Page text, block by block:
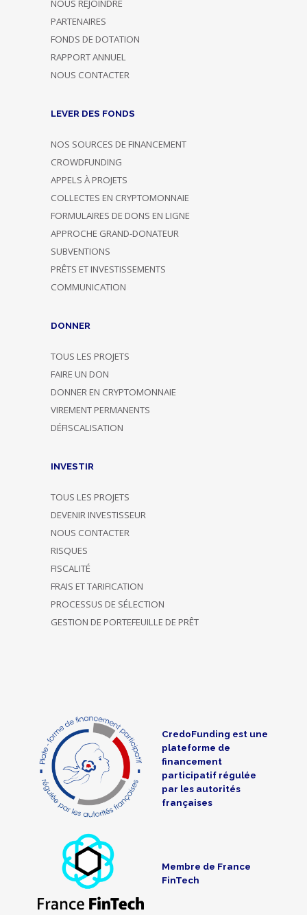
NOUS REJOINDRE
PARTENAIRES
FONDS DE DOTATION
RAPPORT ANNUEL
NOUS CONTACTER
LEVER DES FONDS
NOS SOURCES DE FINANCEMENT
CROWDFUNDING
APPELS À PROJETS
COLLECTES EN CRYPTOMONNAIE
FORMULAIRES DE DONS EN LIGNE
APPROCHE GRAND-DONATEUR
SUBVENTIONS
PRÊTS ET INVESTISSEMENTS
COMMUNICATION
DONNER
TOUS LES PROJETS
FAIRE UN DON
DONNER EN CRYPTOMONNAIE
VIREMENT PERMANENTS
DÉFISCALISATION
INVESTIR
TOUS LES PROJETS
DEVENIR INVESTISSEUR
NOUS CONTACTER
RISQUES
FISCALITÉ
FRAIS ET TARIFICATION
PROCESSUS DE SÉLECTION
GESTION DE PORTEFEUILLE DE PRÊT
CredoFunding est une
plateforme de
financement
participatif régulée
par les autorités
françaises
Membre de France
FinTech